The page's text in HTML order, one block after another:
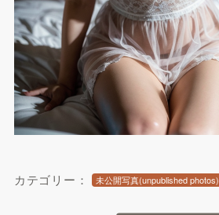
カテゴリー： 未公開写真(unpublished photos)